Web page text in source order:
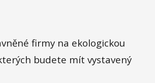
firmy na ekologickou
budete mít vystavený